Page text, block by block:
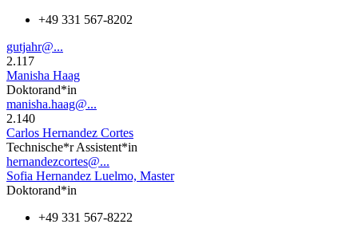
+49 331 567-8202
gutjahr@...
2.117
Manisha Haag
Doktorand*in
manisha.haag@...
2.140
Carlos Hernandez Cortes
Technische*r Assistent*in
hernandezcortes@...
Sofia Hernandez Luelmo, Master
Doktorand*in
+49 331 567-8222